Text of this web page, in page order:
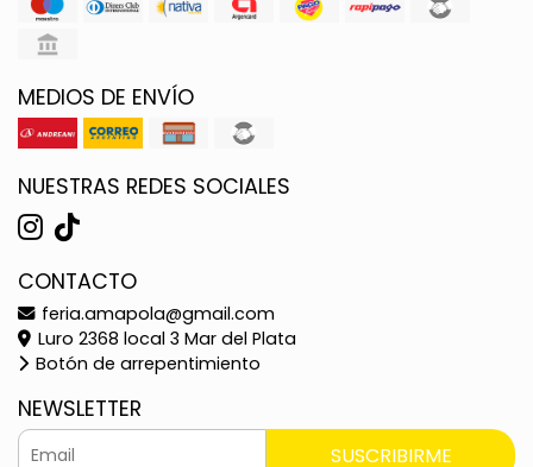
MEDIOS DE ENVÍO
NUESTRAS REDES SOCIALES
CONTACTO
feria.amapola@gmail.com
Luro 2368 local 3 Mar del Plata
Botón de arrepentimiento
NEWSLETTER
SUSCRIBIRME